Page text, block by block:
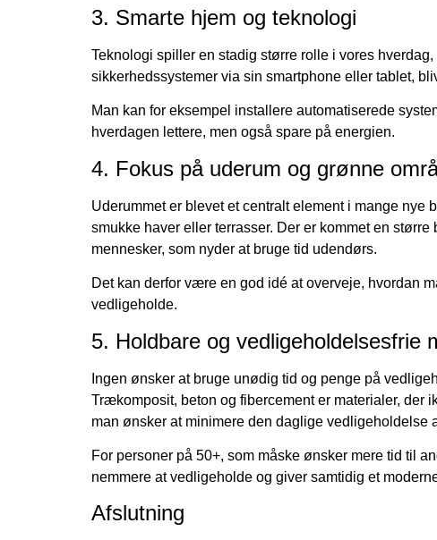
3. Smarte hjem og teknologi
Teknologi spiller en stadig større rolle i vores
sikkerhedssystemer via sin smartphone eller tablet,
Man kan for eksempel installere automatiserede
hverdagen lettere, men også spare på energien.
4. Fokus på uderum og grønne
Uderummet er blevet et centralt element i mange nye
smukke haver eller terrasser. Der er kommet en
mennesker, som nyder at bruge tid udendørs.
Det kan derfor være en god idé at overveje, hvordan
vedligeholde.
5. Holdbare og vedligeholdelsesfrie
Ingen ønsker at bruge unødig tid og penge på
Trækomposit, beton og fibercement er materialer, der
man ønsker at minimere den daglige vedligeholdelse
For personer på 50+, som måske ønsker mere tid til
nemmere at vedligeholde og giver samtidig et
Afslutning